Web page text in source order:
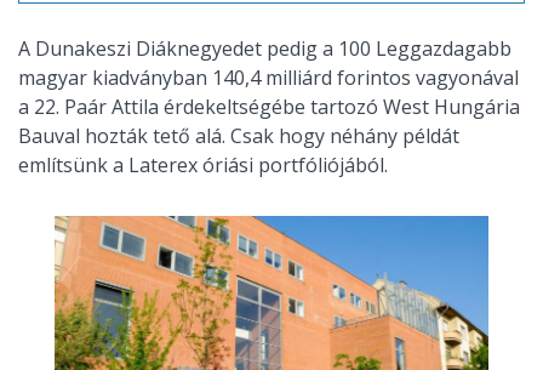
A Dunakeszi Diáknegyedet pedig a 100 Leggazdagabb
magyar kiadványban 140,4 milliárd forintos vagyonával
a 22. Paár Attila érdekeltségébe tartozó West Hungária
Bauval hozták tető alá. Csak hogy néhány példát
említsünk a Laterex óriási portfóliójából.